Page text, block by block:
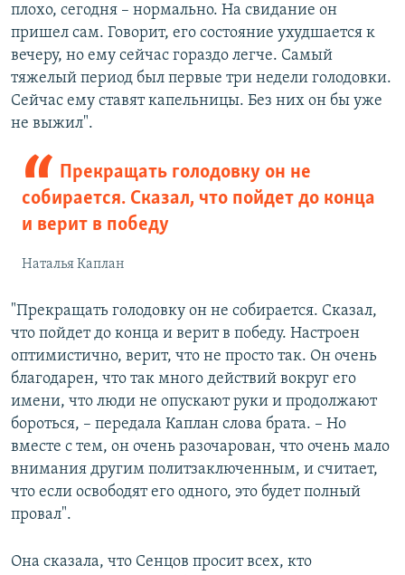
плохо, сегодня – нормально. На свидание он
пришел сам. Говорит, его состояние ухудшается к
вечеру, но ему сейчас гораздо легче. Самый
тяжелый период был первые три недели голодовки.
Сейчас ему ставят капельницы. Без них он бы уже
не выжил".
Прекращать голодовку он не
собирается. Сказал, что пойдет до конца
и верит в победу
Наталья Каплан
"Прекращать голодовку он не собирается. Сказал,
что пойдет до конца и верит в победу. Настроен
оптимистично, верит, что не просто так. Он очень
благодарен, что так много действий вокруг его
имени, что люди не опускают руки и продолжают
бороться, – передала Каплан слова брата. – Но
вместе с тем, он очень разочарован, что очень мало
внимания другим политзаключенным, и считает,
что если освободят его одного, это будет полный
провал".
Она сказала, что Сенцов просит всех, кто